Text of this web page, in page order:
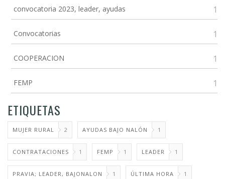
convocatoria 2023, leader, ayudas 1
Convocatorias 1
COOPERACION 1
FEMP 1
ETIQUETAS
MUJER RURAL 2 AYUDAS BAJO NALÓN 1
CONTRATACIONES 1 FEMP 1 LEADER 1
PRAVIA; LEADER, BAJONALON 1 ÚLTIMA HORA 1